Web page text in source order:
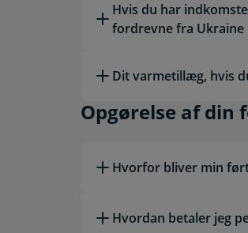
Hvis du har
fordrevne fra Ukraine
Dit varmetillæg, hvis
Opgørelse af
Opgørelse af din
Hvorfor bliver min
Hvordan betaler jeg